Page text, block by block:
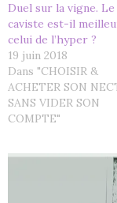
Duel sur la vigne.
caviste est-il
celui de l’hyper ?
19 juin 2018
Dans "CHOISIR &
ACHETER SON
SANS VIDER SON
COMPTE"